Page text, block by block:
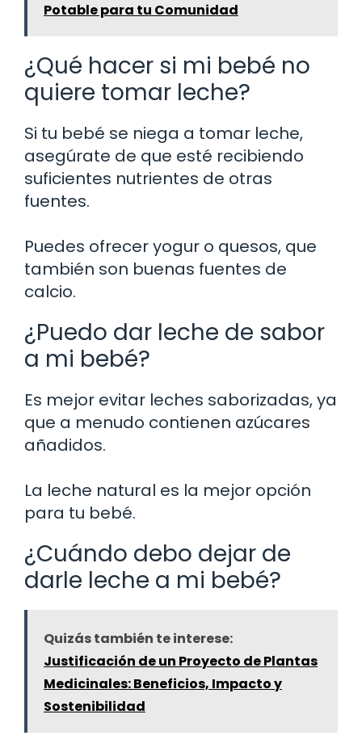
Potable para tu Comunidad
¿Qué hacer si mi bebé no
quiere tomar leche?
Si tu bebé se niega a tomar leche,
asegúrate de que esté recibiendo
suficientes nutrientes de otras
fuentes.
Puedes ofrecer yogur o quesos, que
también son buenas fuentes de
calcio.
¿Puedo dar leche de sabor
a mi bebé?
Es mejor evitar leches saborizadas, ya
que a menudo contienen azúcares
añadidos.
La leche natural es la mejor opción
para tu bebé.
¿Cuándo debo dejar de
darle leche a mi bebé?
Quizás también te interese:
Justificación de un Proyecto de Plantas
Medicinales: Beneficios, Impacto y
Sostenibilidad